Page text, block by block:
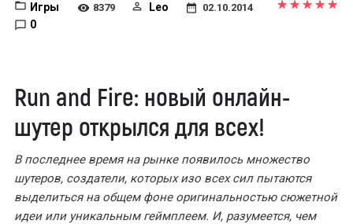
Игры 8379 Leo 02.10.2014
0
Run and Fire: новый онлайн-
шутер открылся для всех!
В последнее время на рынке появилось множество
шутеров, создатели, которых изо всех сил пытаются
выделиться на общем фоне оригинальностью сюжетной
идеи или уникальным геймплеем. И, разумеется, чем